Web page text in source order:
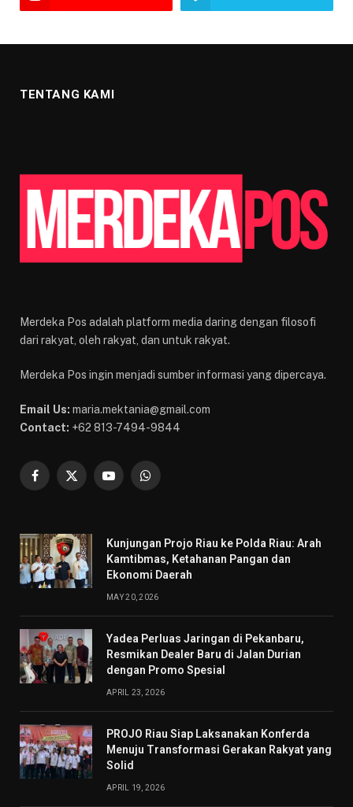
TENTANG KAMI
Merdeka Pos adalah platform media daring dengan filosofi
dari rakyat, oleh rakyat, dan untuk rakyat.
Merdeka Pos ingin menjadi sumber informasi yang dipercaya.
Email Us: maria.mektania@gmail.com
Contact: +62 813-7494-9844
Facebook
X
YouTubeWhatsApp
Kunjungan Projo Riau ke Polda Riau: Arah
Kamtibmas, Ketahanan Pangan dan
Ekonomi Daerah
MAY 20, 2026
Yadea Perluas Jaringan di Pekanbaru,
Resmikan Dealer Baru di Jalan Durian
dengan Promo Spesial
APRIL 23, 2026
PROJO Riau Siap Laksanakan Konferda
Menuju Transformasi Gerakan Rakyat yang
Solid
APRIL 19, 2026